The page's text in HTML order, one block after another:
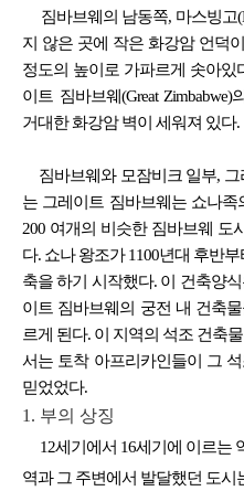
짐바브웨의 남동쪽, 마스빙고
지 않은 곳에 작은 화강암 언덕
정도의 높이로 가파르게 솟아있
이트 짐바브웨(Great Zimbabwe)
거대한 화강암 벽이 세워져 있다.
짐바브웨와 모잠비크 일부, 그
는 그레이트 짐바브웨는 쇼나
200 여개의 비슷한 짐바브웨 도
다. 쇼나 왕조가 1100년대 후반
축을 하기 시작했다. 이 건축양
이트 짐바브웨의 궁전 내 건축
르게 된다. 이 지역의 석조 건축
서는 토착 아프리카인들이 그
믿었었다.
1. 부의 상징
12세기에서 16세기에 이르는
역과 그 주변에서 발달했던 도시